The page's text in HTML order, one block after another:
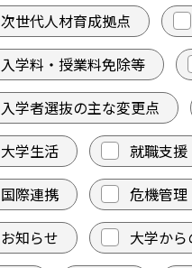
次世代人材育成拠点
入学料・授業料免除等
入学者選抜の主な変更点
大学生活
就職支援
国際連携
危機管理
お知らせ
大学か